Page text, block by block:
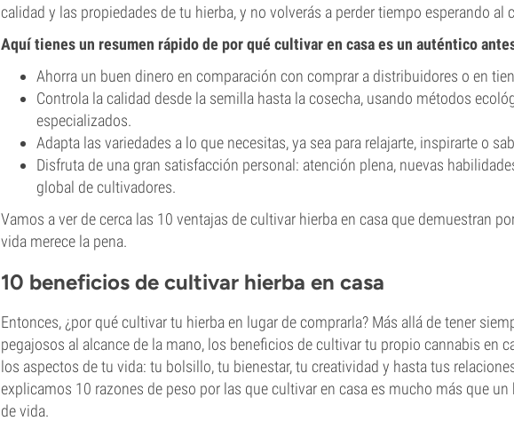
calidad y las propiedades de tu hierba, y no volverás a perder tiempo esperando al
Aquí tienes un resumen rápido de por qué cultivar en casa es un auténtico
Ahorra un buen dinero en comparación con comprar a distribuidores o en
Controla la calidad desde la semilla hasta la cosecha, usando métodos
especializados.
Adapta las variedades a lo que necesitas, ya sea para relajarte, inspirarte o
Disfruta de una gran satisfacción personal: atención plena, nuevas
global de cultivadores.
Vamos a ver de cerca las 10 ventajas de cultivar hierba en casa que demuestran
vida merece la pena.
10 beneficios de cultivar hierba en casa
Entonces, ¿por qué cultivar tu hierba en lugar de comprarla? Más allá de tener
pegajosos al alcance de la mano, los beneficios de cultivar tu propio cannabis en
los aspectos de tu vida: tu bolsillo, tu bienestar, tu creatividad y hasta tus
explicamos 10 razones de peso por las que cultivar en casa es mucho más que
de vida.